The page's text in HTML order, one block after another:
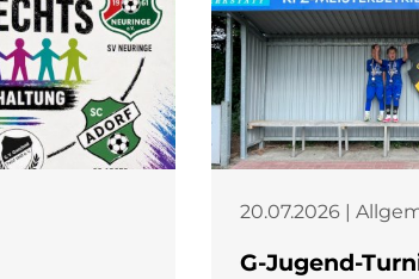
20.07.2026 |
G-Jugend-